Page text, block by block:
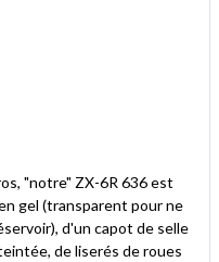
"notre" ZX-6R 636 est
gel (transparent pour ne
d'un capot de selle
de liserés de roues